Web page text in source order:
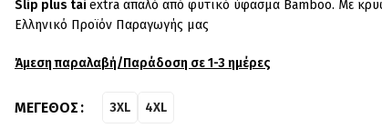
Slip plus tai extra απαλό από φυτικό ύφασμα Bamboo. Με
Ελληνικό Προϊόν Παραγωγής μας
Άμεση παραλαβή/Παράδοση σε 1-3 ημέρες
ΜΈΓΕΘΟΣ 3XL 4XL